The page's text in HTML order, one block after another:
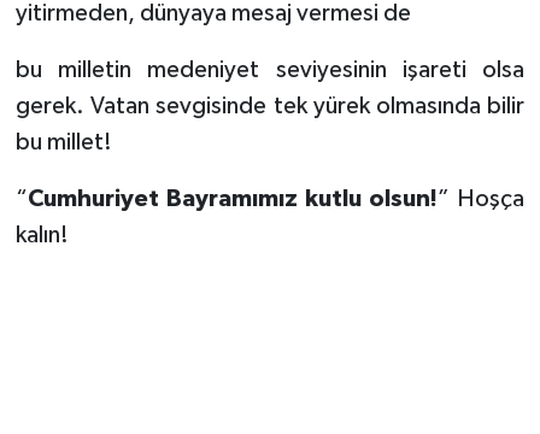
yitirmeden, dünyaya mesaj vermesi de
bu milletin medeniyet seviyesinin işareti olsa
gerek. Vatan sevgisinde tek yürek olmasında bilir
bu millet!
“Cumhuriyet Bayramımız kutlu olsun!” Hoşça
kalın!